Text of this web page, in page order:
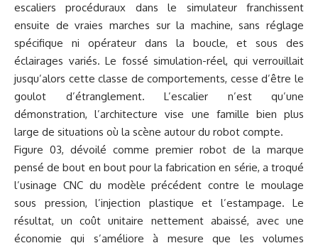
escaliers procéduraux dans le simulateur franchissent
ensuite de vraies marches sur la machine, sans réglage
spécifique ni opérateur dans la boucle, et sous des
éclairages variés. Le fossé simulation-réel, qui verrouillait
jusqu’alors cette classe de comportements, cesse d’être le
goulot d’étranglement. L’escalier n’est qu’une
démonstration, l’architecture vise une famille bien plus
large de situations où la scène autour du robot compte.
Figure 03, dévoilé comme premier robot de la marque
pensé de bout en bout pour la fabrication en série, a troqué
l’usinage CNC du modèle précédent contre le moulage
sous pression, l’injection plastique et l’estampage. Le
résultat, un coût unitaire nettement abaissé, avec une
économie qui s’améliore à mesure que les volumes